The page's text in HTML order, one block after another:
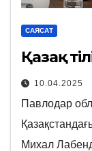
САЯСАТ
Қазақ
10.04.2025
Павлодар
Михал